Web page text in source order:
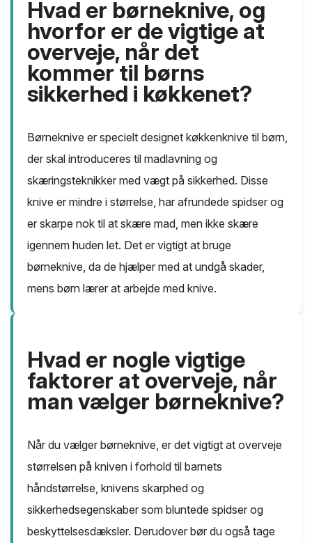
Hvad er børneknive, og
hvorfor er de vigtige at
overveje, når det
kommer til børns
sikkerhed i køkkenet?
Børneknive er specielt designet køkkenknive til børn,
der skal introduceres til madlavning og
skæringsteknikker med vægt på sikkerhed. Disse
knive er mindre i størrelse, har afrundede spidser og
er skarpe nok til at skære mad, men ikke skære
igennem huden let. Det er vigtigt at bruge
børneknive, da de hjælper med at undgå skader,
mens børn lærer at arbejde med knive.
Hvad er nogle vigtige
faktorer at overveje, når
man vælger børneknive?
Når du vælger børneknive, er det vigtigt at overveje
størrelsen på kniven i forhold til barnets
håndstørrelse, knivens skarphed og
sikkerhedsegenskaber som bluntede spidser og
beskyttelsesdæksler. Derudover bør du også tage